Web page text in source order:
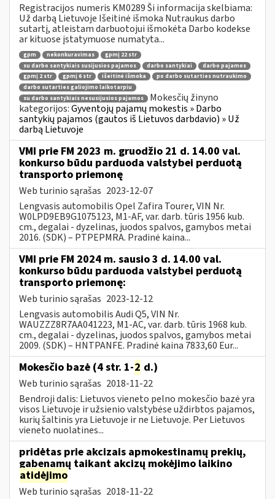
Registracijos numeris KM0289 Ši informacija skelbiama:
Už darbą Lietuvoje Išeitinė išmoka Nutraukus darbo
sutartį, atleistam darbuotojui išmokėta Darbo kodekse
ar kituose įstatymuose numatyta...
gpm nekonkuravimas
gpmį 22 str
su darbo santykiais susijusios pajamos
darbo santykiai
darbo pajamos
gpmį 2 str
gpmį 6 str išeitinė išmoka
po darbo sutarties nutraukimo
darbo sutarties galiojimo laikotarpiu
su darbo santykiais nesusijusios pajamos
Mokesčių žinyno
kategorijos:Gyventojų pajamų mokestis » Darbo
santykių pajamos (gautos iš Lietuvos darbdavio) » Už
darbą Lietuvoje
VMI prie FM 2023 m. gruodžio 21 d. 14.00 val.
konkurso būdu parduoda valstybei perduotą
transporto priemonę
Web turinio sąrašas 2023-12-07
Lengvasis automobilis Opel Zafira Tourer, VIN Nr.
W0LPD9EB9G1075123, M1-AF, var. darb. tūris 1956 kub.
cm., degalai - dyzelinas, juodos spalvos, gamybos metai
2016. (SDK) – PTPEPMRA. Pradinė kaina...
VMI prie FM 2024 m. sausio 3 d. 14.00 val.
konkurso būdu parduoda valstybei perduotą
transporto priemonę:
Web turinio sąrašas 2023-12-12
Lengvasis automobilis Audi Q5, VIN Nr.
WAUZZZ8R7AA041223, M1-AC, var. darb. tūris 1968 kub.
cm., degalai - dyzelinas, juodos spalvos, gamybos metai
2009. (SDK) – HNTPANFE. Pradinė kaina 7833,60 Eur...
Mokesčio bazė (4 str. 1-2 d.)
Web turinio sąrašas 2018-11-22
Bendroji dalis: Lietuvos vieneto pelno mokesčio bazė yra
visos Lietuvoje ir užsienio valstybėse uždirbtos pajamos,
kurių šaltinis yra Lietuvoje ir ne Lietuvoje. Per Lietuvos
vieneto nuolatines...
pridėtas prie akcizais apmokestinamų prekių,
gabenamų taikant akcizų mokėjimo laikino
atidėjimo
Web turinio sąrašas 2018-11-22